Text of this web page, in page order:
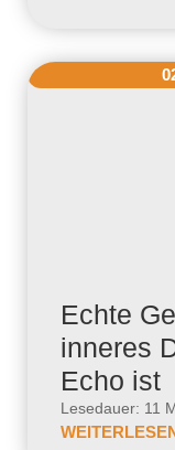
Echte
inneres
Echo ist
Lesedauer: 11